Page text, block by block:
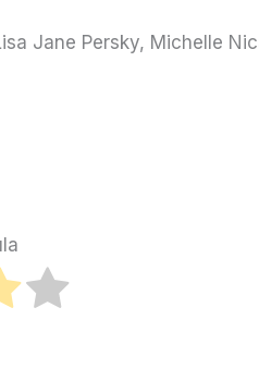
Jane Persky, Michelle